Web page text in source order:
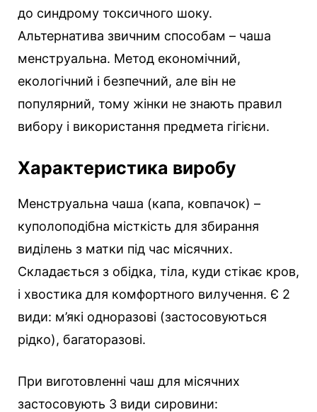
до синдрому токсичного шоку.
Альтернатива звичним способам – чаша
менструальна. Метод економічний,
екологічний і безпечний, але він не
популярний, тому жінки не знають правил
вибору і використання предмета гігієни.
Характеристика виробу
Менструальна чаша (капа, ковпачок) –
куполоподібна місткість для збирання
виділень з матки під час місячних.
Складається з обідка, тіла, куди стікає кров,
і хвостика для комфортного вилучення. Є 2
види: м’які одноразові (застосовуються
рідко), багаторазові.
При виготовленні чаш для місячних
застосовують 3 види сировини: